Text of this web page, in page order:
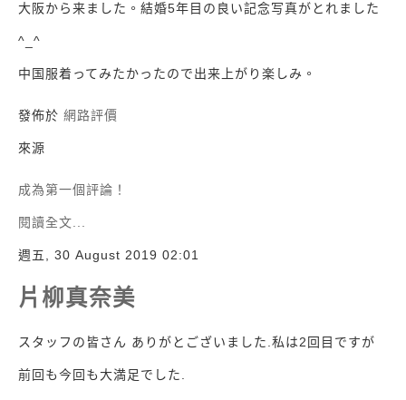
大阪から来ました。結婚5年目の良い記念写真がとれました
^_^
中国服着ってみたかったので出来上がり楽しみ。
發佈於 網路評價
來源
成為第一個評論！
閱讀全文...
週五, 30 August 2019 02:01
片柳真奈美
スタッフの皆さん ありがとございました.私は2回目ですが
前回も今回も大満足でした.